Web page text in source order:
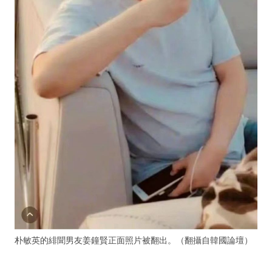
朴敏英的緋聞男友姜鐘賢正面照片被翻出。（翻攝自韓國論壇）